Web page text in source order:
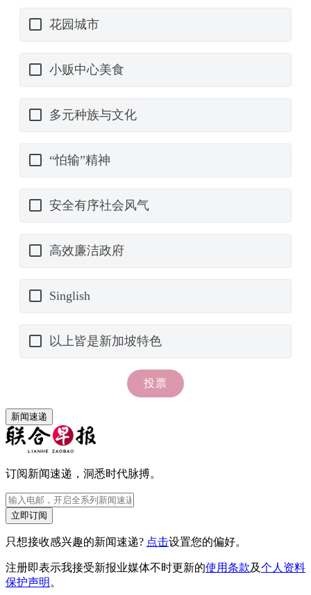
新闻速递
订阅新闻速递，洞悉时代脉搏。
立即订阅
只想接收感兴趣的新闻速递? 点击设置您的偏好。
注册即表示我接受新报业媒体不时更新的使用条款及个人资料
保护声明 。